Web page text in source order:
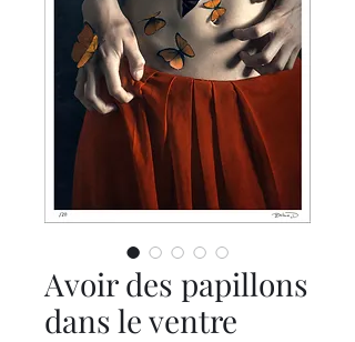
Avoir des papillons
dans le ventre